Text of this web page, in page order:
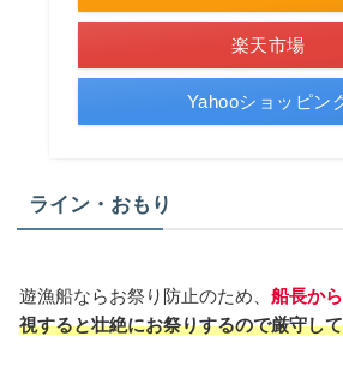
楽天市場
Yahooショッピン
ライン・おもり
遊漁船ならお祭り防止のため、 船長か
視すると壮絶にお祭りするので厳守し